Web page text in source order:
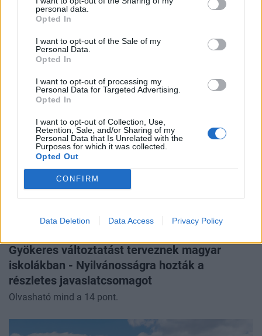
personal data.
Opted In
I want to opt-out of the Sale of my
Personal Data.
Opted In
I want to opt-out of processing my
Personal Data for Targeted Advertising.
Opted In
I want to opt-out of Collection, Use,
Retention, Sale, and/or Sharing of my
Personal Data that Is Unrelated with the
Purposes for which it was collected.
Opted Out
CONFIRM
Data Deletion Data Access Privacy Policy
GLOBÁL
lehetnek a cápák, zajlik a tudományos kísérlet
Pontosabb előrejelzést kínálnak.
Gyökeres változtatást terveznek magyar
iskolákban - Nyilvánosságra hozták a
részletes javaslatcsomagot
Olvasható mind a 14 pont.